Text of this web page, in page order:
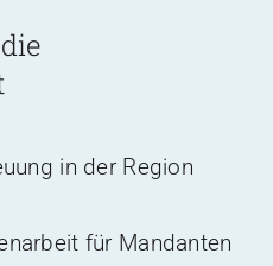
in der Region
für Mandanten